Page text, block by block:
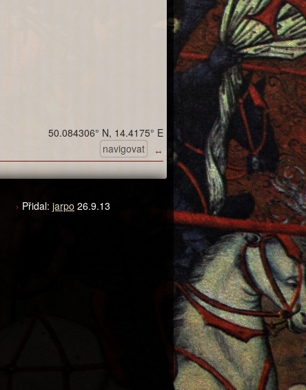
↔
50.084306° N, 14.4175° E
navigovat
Přidal: jarpo 26.9.13